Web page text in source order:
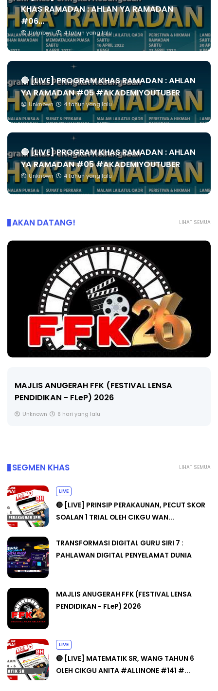
KHAS RAMADAN : AHLAN YA RAMADAN
#06...
Unknown 4 tahun yang lalu
🔴 [LIVE] PROGRAM KHAS RAMADAN : AHLAN
YA RAMADAN #05 #AKADEMIYOUTUBER
Unknown 4 tahun yang lalu
🔴 [LIVE] PROGRAM KHAS RAMADAN : AHLAN
YA RAMADAN #05 #AKADEMIYOUTUBER
Unknown 4 tahun yang lalu
LIHAT SEMUA
AKAN DATANG!
🔴 [LIVE] MATEMATIK SR, WANG TAHUN 6
CIKGU ANITA #ALLINONE #141 #...
LIHAT SEMUA
SEGMEN KHAS
LIVE
🔴 [LIVE] PRINSIP PERAKAUNAN, PECUT SKOR
SOALAN 1 TRIAL OLEH CIKGU WAN...
TRANSFORMASI DIGITAL GURU SIRI 7 :
PAHLAWAN DIGITAL PENYELAMAT DUNIA
MAJLIS ANUGERAH FFK (FESTIVAL LENSA
PENDIDIKAN - FLeP) 2026
LIVE
🔴 [LIVE] MATEMATIK SR, WANG TAHUN 6
OLEH CIKGU ANITA #ALLINONE #141 #...